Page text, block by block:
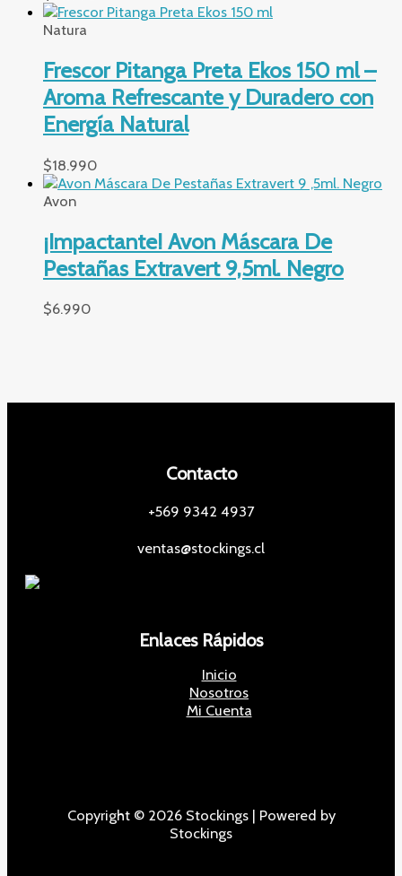
Natura
Frescor Pitanga Preta Ekos 150 ml –
Aroma Refrescante y Duradero con
Energía Natural
$18.990
Avon
¡Impactante! Avon Máscara De
Pestañas Extravert 9,5ml. Negro
$6.990
Contacto
+569 9342 4937
ventas@stockings.cl
Enlaces Rápidos
Inicio
Nosotros
Mi Cuenta
Copyright © 2026 Stockings | Powered by
Stockings